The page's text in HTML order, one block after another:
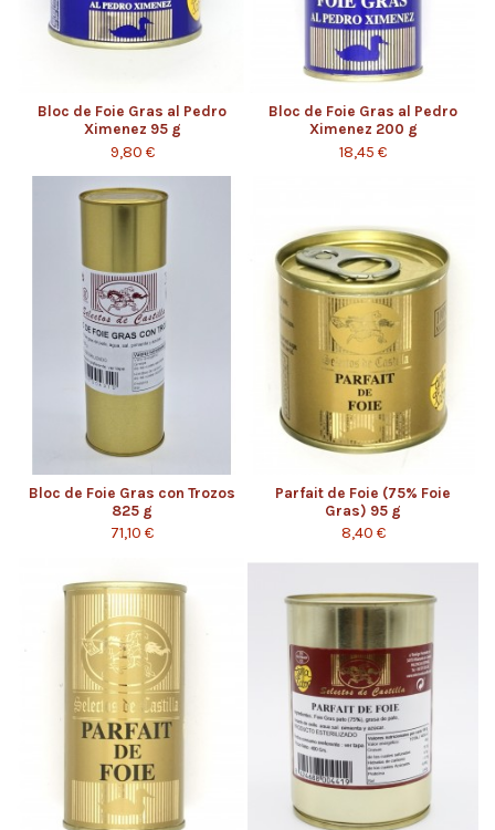
Bloc de Foie Gras al Pedro
Ximenez 95 g
9,80 €
Bloc de Foie Gras al Pedro
Ximenez 200 g
18,45 €
Bloc de Foie Gras con Trozos
825 g
71,10 €
Parfait de Foie (75% Foie
Gras) 95 g
8,40 €